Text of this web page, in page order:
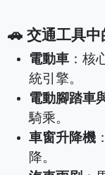
🚗 交通工具
電動車 ：核
統引擎。
電動腳踏車
騎乘。
車窗升降機
降。